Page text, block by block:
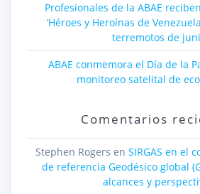
Profesionales de la ABAE
‘Héroes y Heroínas de
terremotos de
ABAE conmemora el Día de la
monitoreo satelital de
Comentarios
Stephen Rogers en SIRGAS en el
de referencia Geodésico global
alcances y